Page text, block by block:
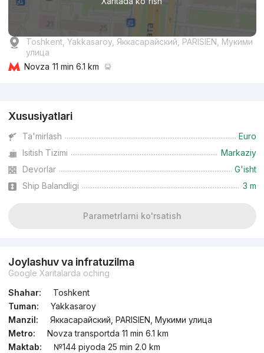
Toshkent, Yakkasaroy, Яккасарайский, PARISIEN, Мукими
улица
Novza 11 min 6.1 km
Xususiyatlari
Ta'mirlash
Euro
Isitish Tizimi
Markaziy
Devorlar
G'isht
Ship Balandligi
3 m
Parametrlarni ko'rsatish
Joylashuv va infratuzilma
Google Xaritalarda oching
Shahar:
Toshkent
Tuman:
Yakkasaroy
Manzil:
Яккасарайский, PARISIEN, Мукими улица
Metro:
Novza transportda 11 min 6.1 km
Maktab:
№144 piyoda 25 min 2.0 km